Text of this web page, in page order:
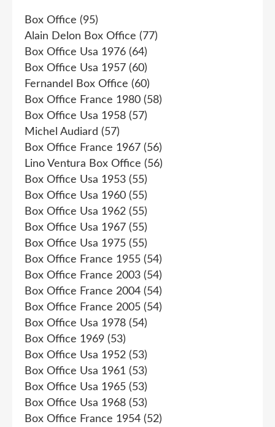
Box Office (95)
Alain Delon Box Office (77)
Box Office Usa 1976 (64)
Box Office Usa 1957 (60)
Fernandel Box Office (60)
Box Office France 1980 (58)
Box Office Usa 1958 (57)
Michel Audiard (57)
Box Office France 1967 (56)
Lino Ventura Box Office (56)
Box Office Usa 1953 (55)
Box Office Usa 1960 (55)
Box Office Usa 1962 (55)
Box Office Usa 1967 (55)
Box Office Usa 1975 (55)
Box Office France 1955 (54)
Box Office France 2003 (54)
Box Office France 2004 (54)
Box Office France 2005 (54)
Box Office Usa 1978 (54)
Box Office 1969 (53)
Box Office Usa 1952 (53)
Box Office Usa 1961 (53)
Box Office Usa 1965 (53)
Box Office Usa 1968 (53)
Box Office France 1954 (52)